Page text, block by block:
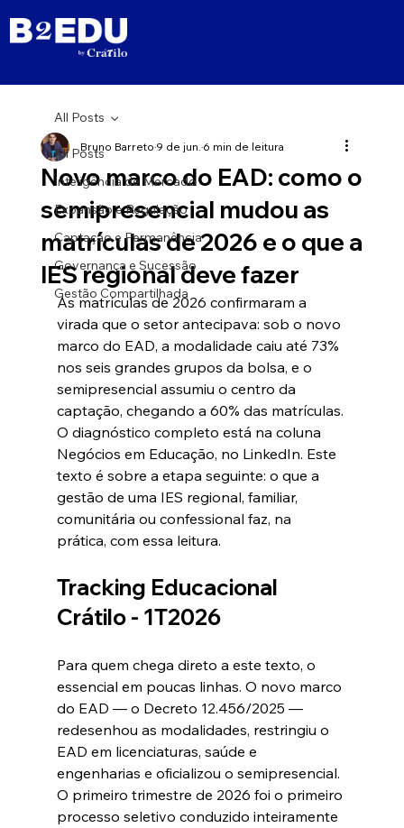
All Posts
Inteligência de Mercado
Expansão e Regulação
Captação e Permanência
Governança e Sucessão
Gestão Compartilhada
All Posts
Novo marco do EAD: como o
semipresencial mudou as
matrículas de 2026 e o que a
IES regional deve fazer
Bruno Barreto9 de jun.6 min de leitura
As matrículas de 2026 confirmaram a
virada que o setor antecipava: sob o novo
marco do EAD, a modalidade caiu até 73%
nos seis grandes grupos da bolsa, e o
semipresencial assumiu o centro da
captação, chegando a 60% das matrículas.
O diagnóstico completo está na coluna
Negócios em Educação, no LinkedIn. Este
texto é sobre a etapa seguinte: o que a
gestão de uma IES regional, familiar,
comunitária ou confessional faz, na
prática, com essa leitura.
Tracking Educacional
Crátilo - 1T2026
Para quem chega direto a este texto, o
essencial em poucas linhas. O novo marco
do EAD — o Decreto 12.456/2025 —
redesenhou as modalidades, restringiu o
EAD em licenciaturas, saúde e
engenharias e oficializou o semipresencial.
O primeiro trimestre de 2026 foi o primeiro
processo seletivo conduzido inteiramente